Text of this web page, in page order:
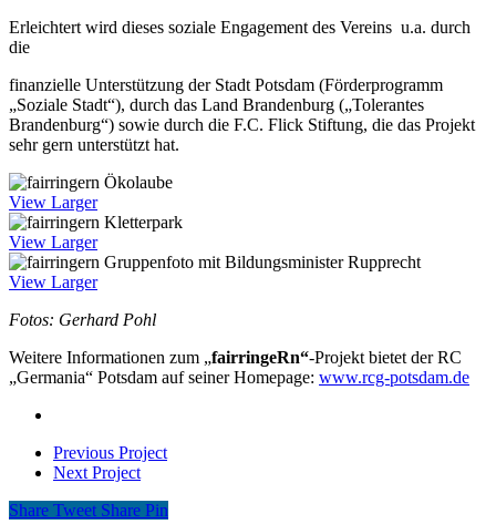
Erleichtert wird dieses soziale Engagement des Vereins u.a. durch
die
finanzielle Unterstützung der Stadt Potsdam (Förderprogramm
„Soziale Stadt“), durch das Land Brandenburg („Tolerantes
Brandenburg“) sowie durch die F.C. Flick Stiftung, die das Projekt
sehr gern unterstützt hat.
View Larger
View Larger
View Larger
Fotos: Gerhard Pohl
Weitere Informationen zum „fairringeRn“-Projekt bietet der RC
„Germania“ Potsdam auf seiner Homepage: www.rcg-potsdam.de
Previous Project
Next Project
Share Tweet Share Pin